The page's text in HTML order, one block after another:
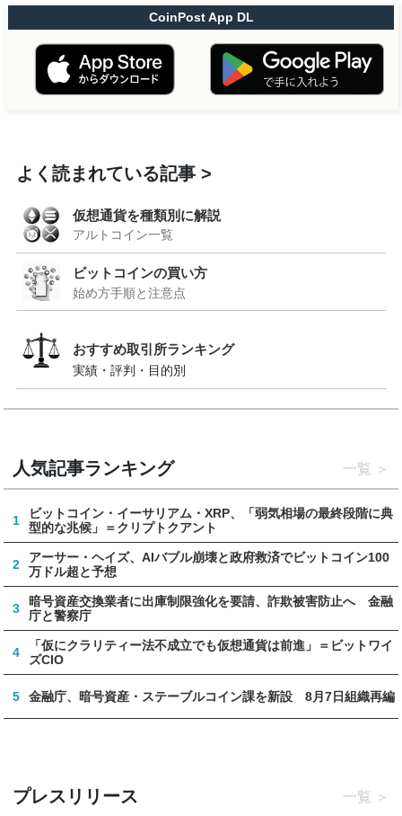
CoinPost App DL
よく読まれている記事
仮想通貨を種類別に解説
アルトコイン一覧
ビットコインの買い方
始め方手順と注意点
おすすめ取引所ランキング
実績・評判・目的別
人気記事ランキング 一覧
1
ビットコイン・イーサリアム・XRP、「弱気相場の最終段階に典
型的な兆候」＝クリプトクアント
2
アーサー・ヘイズ、AIバブル崩壊と政府救済でビットコイン100
万ドル超と予想
3
暗号資産交換業者に出庫制限強化を要請、詐欺被害防止へ 金融
庁と警察庁
4
「仮にクラリティー法不成立でも仮想通貨は前進」＝ビットワイ
ズCIO
5 金融庁、暗号資産・ステーブルコイン課を新設 8月7日組織再編
プレスリリース 一覧